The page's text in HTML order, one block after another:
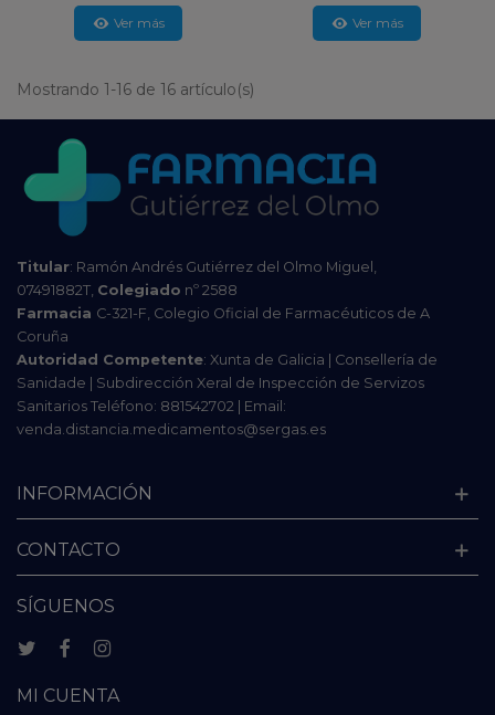
Ver más Ver más
Mostrando 1-16 de 16 artículo(s)
Titular: Ramón Andrés Gutiérrez del Olmo Miguel,
07491882T, Colegiado nº 2588
Farmacia C-321-F, Colegio Oficial de Farmacéuticos de A
Coruña
Autoridad Competente: Xunta de Galicia | Consellería de
Sanidade | Subdirección Xeral de Inspección de Servizos
Sanitarios Teléfono: 881542702 | Email:
venda.distancia.medicamentos@sergas.es
INFORMACIÓN
CONTACTO
SÍGUENOS
MI CUENTA